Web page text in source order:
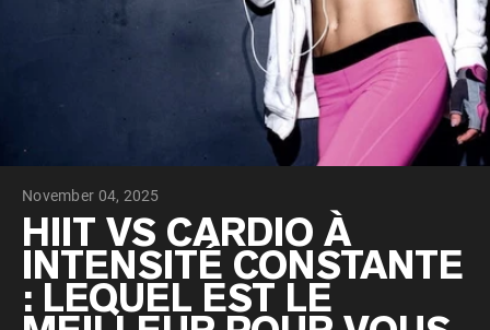
Protéine de pois
Protéine de Whey en Poudre
Peptides de collagène
Whey au chocolat issu de vaches
nourries à l'herbe
Whey de lait de vache nourrie à l'herbe à
Whey de vache nourrie à l'herbe
Shop All Protéines En Poudre
PROTÉINES VÉGANES Meilleure Vente
Protéine de pois
November 04, 2025
HIIT VS CARDIO À
INTENSITÉ CONSTANTE
: LEQUEL EST LE